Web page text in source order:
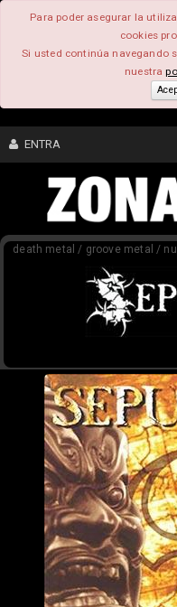
Para poder asegurar la
cookies
Si usted continúa navegando
nuestra
ENTRA
CONTENIDO
COMUNIDAD
FEEEDBACK
death metal / groove metal /